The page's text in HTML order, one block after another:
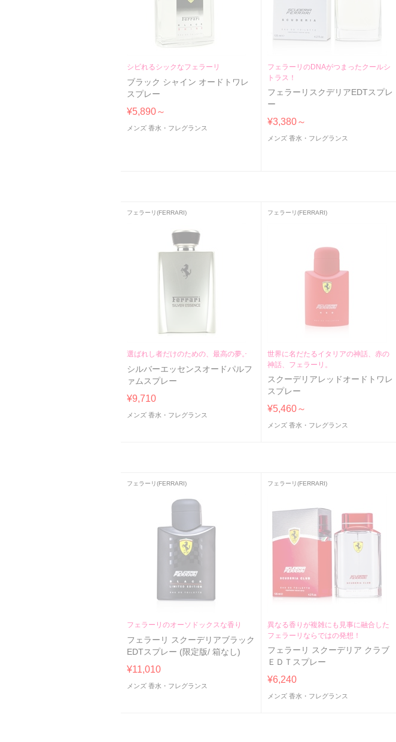
シビれるシックなフェラーリ
ブラック シャイン オードトワレ
スプレー
¥5,890～
メンズ 香水・フレグランス
フェラーリのDNAがつまったクールシ
トラス！
フェラーリスクデリアEDTスプレ
ー
¥3,380～
メンズ 香水・フレグランス
フェラーリ(FERRARI)
選ばれし者だけのための、最高の夢。
シルバーエッセンスオードパルフ
ァムスプレー
¥9,710
メンズ 香水・フレグランス
フェラーリ(FERRARI)
世界に名だたるイタリアの神話、赤の
神話、フェラーリ。
スクーデリアレッドオードトワレ
スプレー
¥5,460～
メンズ 香水・フレグランス
フェラーリ(FERRARI)
フェラーリのオーソドックスな香り
フェラーリ スクーデリアブラック
EDTスプレー (限定版/ 箱なし)
¥11,010
メンズ 香水・フレグランス
フェラーリ(FERRARI)
異なる香りが複雑にも見事に融合した
フェラーリならではの発想！
フェラーリ スクーデリア クラブ
ＥＤＴスプレー
¥6,240
メンズ 香水・フレグランス